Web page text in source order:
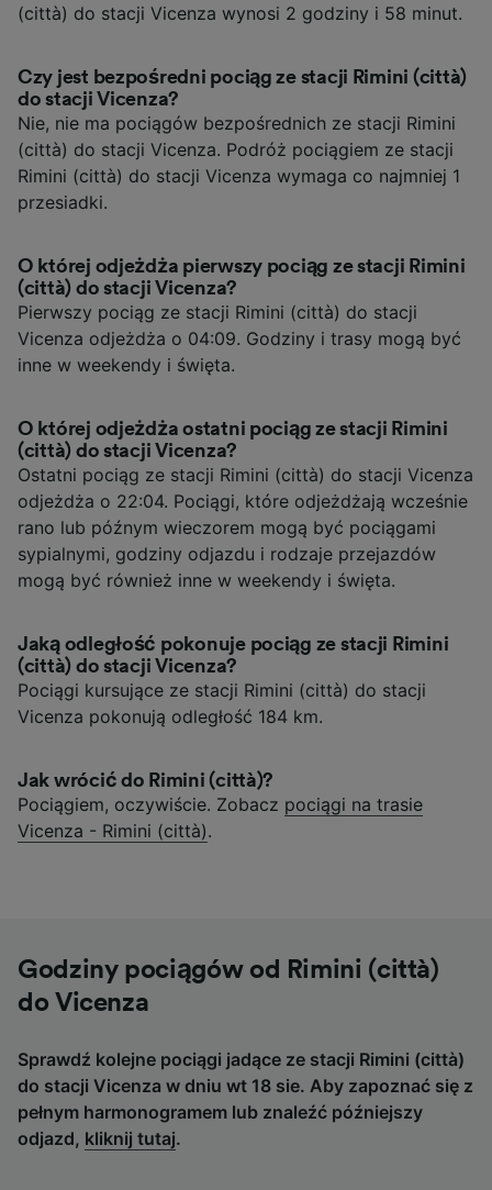
(città) do stacji Vicenza wynosi 2 godziny i 58 minut.
Czy jest bezpośredni pociąg ze stacji Rimini (città)
do stacji Vicenza?
Nie, nie ma pociągów bezpośrednich ze stacji Rimini
(città) do stacji Vicenza. Podróż pociągiem ze stacji
Rimini (città) do stacji Vicenza wymaga co najmniej 1
przesiadki.
O której odjeżdża pierwszy pociąg ze stacji Rimini
(città) do stacji Vicenza?
Pierwszy pociąg ze stacji Rimini (città) do stacji
Vicenza odjeżdża o 04:09. Godziny i trasy mogą być
inne w weekendy i święta.
O której odjeżdża ostatni pociąg ze stacji Rimini
(città) do stacji Vicenza?
Ostatni pociąg ze stacji Rimini (città) do stacji Vicenza
odjeżdża o 22:04. Pociągi, które odjeżdżają wcześnie
rano lub późnym wieczorem mogą być pociągami
sypialnymi, godziny odjazdu i rodzaje przejazdów
mogą być również inne w weekendy i święta.
Jaką odległość pokonuje pociąg ze stacji Rimini
(città) do stacji Vicenza?
Pociągi kursujące ze stacji Rimini (città) do stacji
Vicenza pokonują odległość 184 km.
Jak wrócić do Rimini (città)?
Pociągiem, oczywiście. Zobacz pociągi na trasie
Vicenza - Rimini (città).
Godziny pociągów od Rimini (città)
do Vicenza
Sprawdź kolejne pociągi jadące ze stacji Rimini (città)
do stacji Vicenza w dniu wt 18 sie. Aby zapoznać się z
pełnym harmonogramem lub znaleźć późniejszy
odjazd, kliknij tutaj.